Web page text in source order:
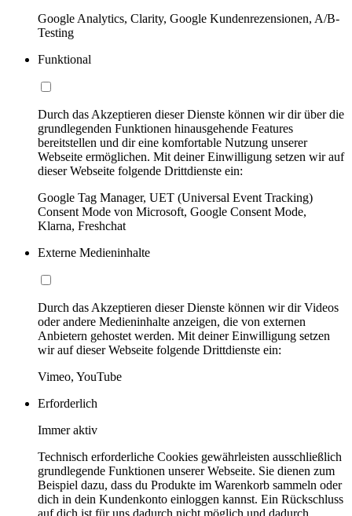
Google Analytics, Clarity, Google Kundenrezensionen, A/B-
Testing
Funktional
Durch das Akzeptieren dieser Dienste können wir dir über die
grundlegenden Funktionen hinausgehende Features
bereitstellen und dir eine komfortable Nutzung unserer
Webseite ermöglichen. Mit deiner Einwilligung setzen wir auf
dieser Webseite folgende Drittdienste ein:
Google Tag Manager, UET (Universal Event Tracking)
Consent Mode von Microsoft, Google Consent Mode,
Klarna, Freshchat
Externe Medieninhalte
Durch das Akzeptieren dieser Dienste können wir dir Videos
oder andere Medieninhalte anzeigen, die von externen
Anbietern gehostet werden. Mit deiner Einwilligung setzen
wir auf dieser Webseite folgende Drittdienste ein:
Vimeo, YouTube
Erforderlich
Immer aktiv
Technisch erforderliche Cookies gewährleisten ausschließlich
grundlegende Funktionen unserer Webseite. Sie dienen zum
Beispiel dazu, dass du Produkte im Warenkorb sammeln oder
dich in dein Kundenkonto einloggen kannst. Ein Rückschluss